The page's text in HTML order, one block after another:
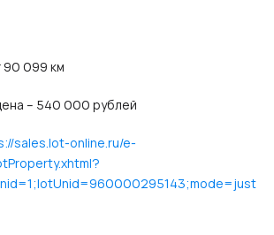
90 099 км
– 540 000 рублей
sales.lot-online.ru/e-